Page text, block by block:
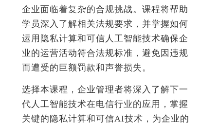
企业面临着复杂的合规挑战。课程将帮助
学员深入了解相关法规要求，并掌握如何
运用隐私计算和可信人工智能技术确保企
业的运营活动符合法规标准，避免因违规
而遭受的巨额罚款和声誉损失。
选择本课程，企业管理者将深入了解下一
代人工智能技术在电信行业的应用，掌握
关键的隐私计算和可信AI技术，为企业的